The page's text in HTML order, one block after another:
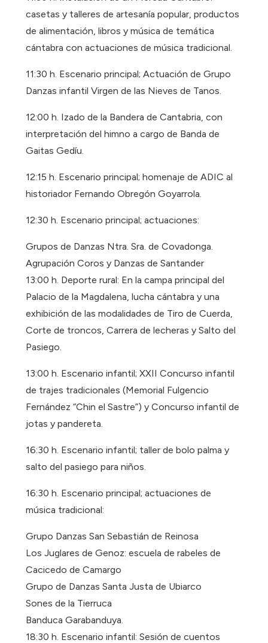
casetas y talleres de artesanía popular, productos
de alimentación, libros y música de temática
cántabra con actuaciones de música tradicional.
11:30 h. Escenario principal; Actuación de Grupo
Danzas infantil Virgen de las Nieves de Tanos.
12:00 h. Izado de la Bandera de Cantabria, con
interpretación del himno a cargo de Banda de
Gaitas Gedíu.
12:15 h. Escenario principal; homenaje de ADIC ­­­­­al
historiador Fernando Obregón Goyarrola.
12:30 h. Escenario principal; actuaciones:
Grupos de Danzas Ntra. Sra. de Covadonga.
Agrupación Coros y Danzas de Santander
13:00 h. Deporte rural: En la campa principal del
Palacio de la Magdalena, lucha cántabra y una
exhibición de las modalidades de Tiro de Cuerda,
Corte de troncos, Carrera de lecheras y Salto del
Pasiego.
13:00 h. Escenario infantil; XXII Concurso infantil
de trajes tradicionales (Memorial Fulgencio
Fernández “Chin el Sastre”) y Concurso infantil de
jotas y pandereta.
16:30 h. Escenario infantil; taller de bolo palma y
salto del pasiego para niños.
16:30 h. Escenario principal; actuaciones de
música tradicional:
Grupo Danzas San Sebastián de Reinosa
Los Juglares de Genoz: escuela de rabeles de
Cacicedo de Camargo
Grupo de Danzas Santa Justa de Ubiarco
Sones de la Tierruca
Banduca Garabanduya.
18:30 h. Escenario infantil: Sesión de cuentos